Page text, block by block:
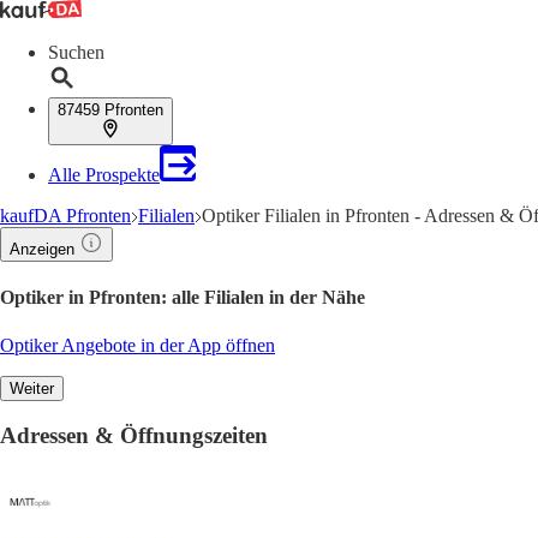
Suchen
87459 Pfronten
Alle Prospekte
kaufDA Pfronten Filialen Optiker Filialen in Pfronten - Adressen &
Anzeigen
Optiker in Pfronten: alle Filialen in der Nähe
Optiker Angebote in der App öffnen
Weiter
Adressen & Öffnungszeiten